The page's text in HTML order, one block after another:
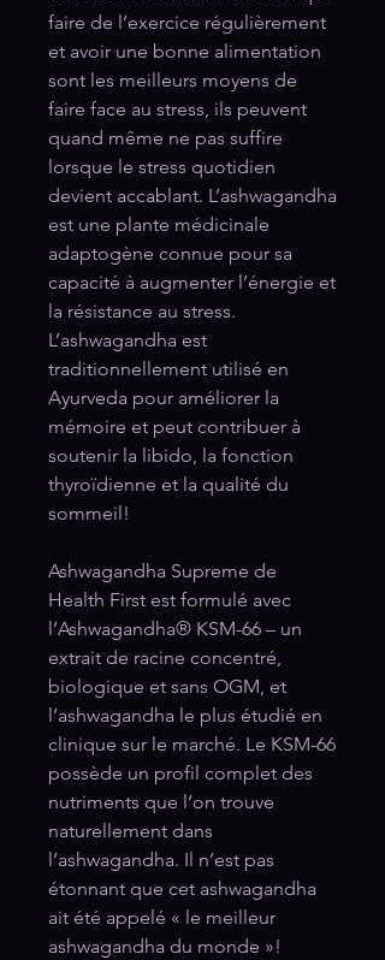
faire de l’exercice régulièrement
et avoir une bonne alimentation
sont les meilleurs moyens de
faire face au stress, ils peuvent
quand même ne pas suffire
lorsque le stress quotidien
devient accablant. L’ashwagandha
est une plante médicinale
adaptogène connue pour sa
capacité à augmenter l’énergie et
la résistance au stress.
L’ashwagandha est
traditionnellement utilisé en
Ayurveda pour améliorer la
mémoire et peut contribuer à
soutenir la libido, la fonction
thyroïdienne et la qualité du
sommeil!
Ashwagandha Supreme de
Health First est formulé avec
l’Ashwagandha® KSM-66 – un
extrait de racine concentré,
biologique et sans OGM, et
l’ashwagandha le plus étudié en
clinique sur le marché. Le KSM-66
possède un profil complet des
nutriments que l’on trouve
naturellement dans
l’ashwagandha. Il n’est pas
étonnant que cet ashwagandha
ait été appelé « le meilleur
ashwagandha du monde »!